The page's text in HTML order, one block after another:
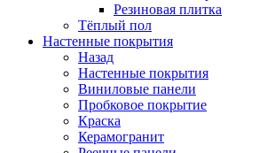
Резиновая плитка
Тёплый пол
Настенные покрытия
Назад
Настенные покрытия
Виниловые панели
Пробковое покрытие
Краска
Керамогранит